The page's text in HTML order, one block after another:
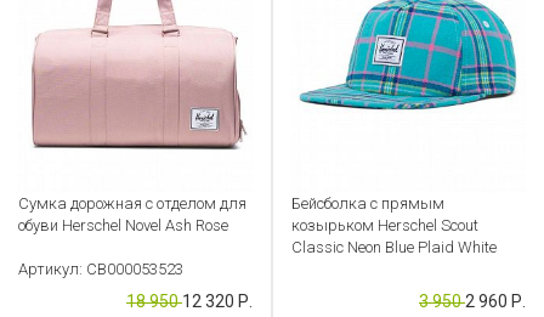
Сумка дорожная с отделом для
обуви Herschel Novel Ash Rose
Артикул: CB000053523
18 95012 320 Р.
Бейсболка с прямым
козырьком Herschel Scout
Classic Neon Blue Plaid White
Артикул: CB000053527
3 9502 960 Р.